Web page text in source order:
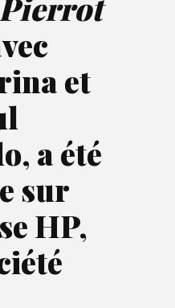
Pierrot
et
a été
sur
HP,